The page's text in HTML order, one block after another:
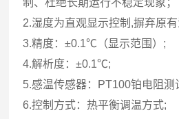
制、杜绝长期运行不稳定现象；
2.湿度为直观显示控制,摒弃原
3.精度：±0.1℃（显示范围）;
4.解析度：±0.1℃;
5.感温传感器：PT100铂电阻测
6.控制方式：热平衡调温方式;